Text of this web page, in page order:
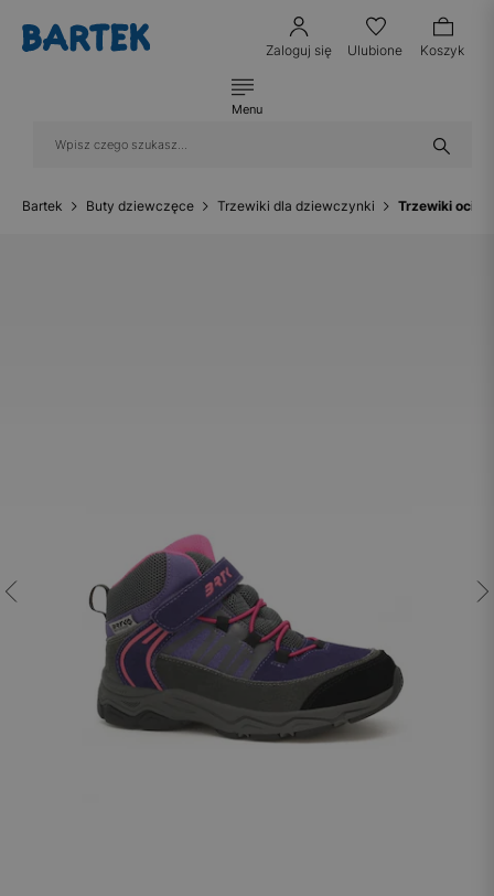
Zaloguj się Ulubione Koszyk
Menu
Bartek Buty dziewczęce Trzewiki dla dziewczynki Trzewiki